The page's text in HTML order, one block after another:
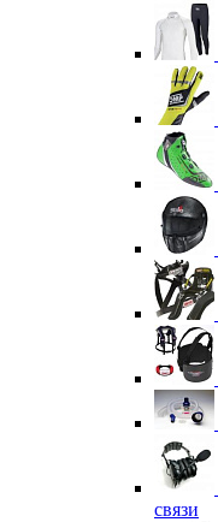
связи